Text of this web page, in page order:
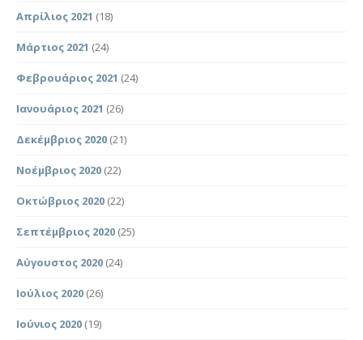
Απρίλιος 2021 (18)
Μάρτιος 2021 (24)
Φεβρουάριος 2021 (24)
Ιανουάριος 2021 (26)
Δεκέμβριος 2020 (21)
Νοέμβριος 2020 (22)
Οκτώβριος 2020 (22)
Σεπτέμβριος 2020 (25)
Αύγουστος 2020 (24)
Ιούλιος 2020 (26)
Ιούνιος 2020 (19)